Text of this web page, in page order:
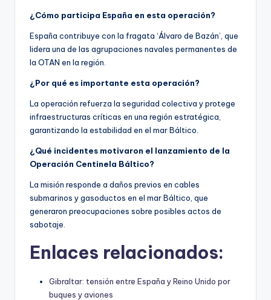
¿Cómo participa España en esta operación?
España contribuye con la fragata ‘Álvaro de Bazán’, que
lidera una de las agrupaciones navales permanentes de
la OTAN en la región.
¿Por qué es importante esta operación?
La operación refuerza la seguridad colectiva y protege
infraestructuras críticas en una región estratégica,
garantizando la estabilidad en el mar Báltico.
¿Qué incidentes motivaron el lanzamiento de la
Operación Centinela Báltico?
La misión responde a daños previos en cables
submarinos y gasoductos en el mar Báltico, que
generaron preocupaciones sobre posibles actos de
sabotaje.
Enlaces relacionados:
Gibraltar: tensión entre España y Reino Unido por
buques y aviones